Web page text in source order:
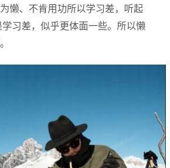
懒、不肯用功所以学习差，听起
习差，似乎更体面一些。所以懒